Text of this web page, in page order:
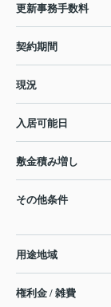
更新事務手数料
契約期間
現況
入居可能日
敷金積み増し
その他条件
用途地域
権利金 / 雑費